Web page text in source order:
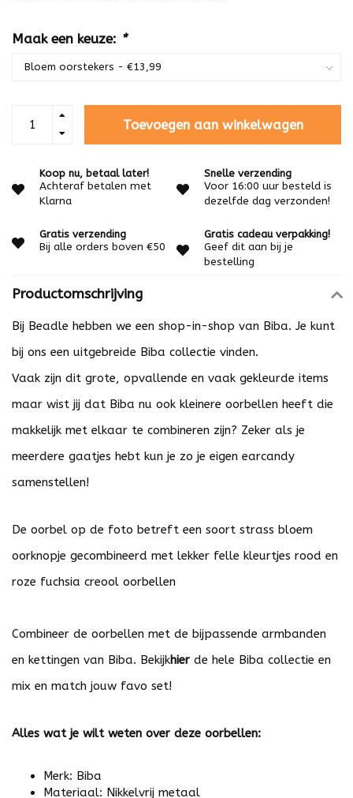
Maak een keuze: *
Toevoegen aan winkelwagen
Koop nu, betaal later!
Achteraf betalen met
Klarna
Snelle verzending
Voor 16:00 uur besteld is
dezelfde dag verzonden!
Gratis verzending
Bij alle orders boven €50
Gratis cadeau verpakking!
Geef dit aan bij je
bestelling
Productomschrijving
Bij Beadle hebben we een shop-in-shop van Biba. Je kunt
bij ons een uitgebreide Biba collectie vinden.
Vaak zijn dit grote, opvallende en vaak gekleurde items
maar wist jij dat Biba nu ook kleinere oorbellen heeft die
makkelijk met elkaar te combineren zijn? Zeker als je
meerdere gaatjes hebt kun je zo je eigen earcandy
samenstellen!
De oorbel op de foto betreft een soort strass bloem
oorknopje gecombineerd met lekker felle kleurtjes rood en
roze fuchsia creool oorbellen
Combineer de oorbellen met de bijpassende armbanden
en kettingen van Biba. Bekijkhier de hele Biba collectie en
mix en match jouw favo set!
Alles wat je wilt weten over deze oorbellen:
Merk: Biba
Materiaal: Nikkelvrij metaal